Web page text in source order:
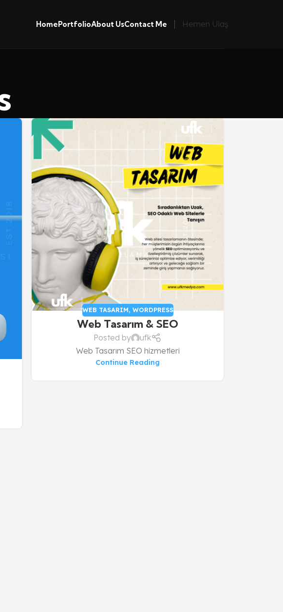
HomePortfolioAbout UsContact Me Hemen Ulaş
WEB TASARIM, WORDPRESS
Web Tasarım & SEO
Posted by
ufk
Web Tasarım SEO hizmetleri
Continue Reading